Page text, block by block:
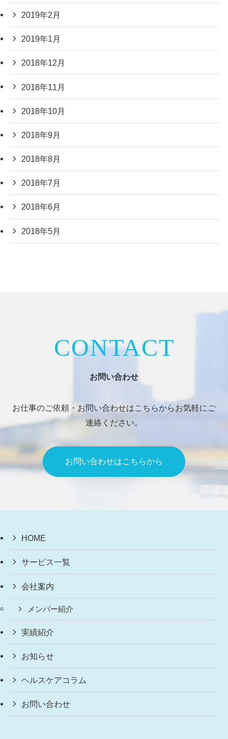
2019年2月
2019年1月
2018年12月
2018年11月
2018年10月
2018年9月
2018年8月
2018年7月
2018年6月
2018年5月
CONTACT
お問い合わせ
お仕事のご依頼・お問い合わせはこちらからお気軽にご
連絡ください。
お問い合わせはこちらから
HOME
サービス一覧
会社案内
メンバー紹介
実績紹介
お知らせ
ヘルスケアコラム
お問い合わせ